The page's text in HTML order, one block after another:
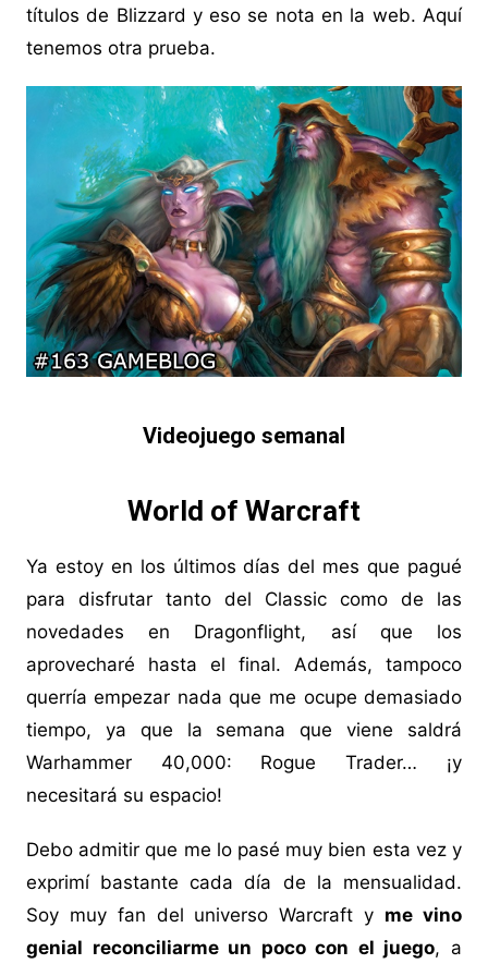
títulos de Blizzard y eso se nota en la web. Aquí
tenemos otra prueba.
Videojuego semanal
World of Warcraft
Ya estoy en los últimos días del mes que pagué
para disfrutar tanto del Classic como de las
novedades en Dragonflight, así que los
aprovecharé hasta el final. Además, tampoco
querría empezar nada que me ocupe demasiado
tiempo, ya que la semana que viene saldrá
Warhammer 40,000: Rogue Trader… ¡y
necesitará su espacio!
Debo admitir que me lo pasé muy bien esta vez y
exprimí bastante cada día de la mensualidad.
Soy muy fan del universo Warcraft y me vino
genial reconciliarme un poco con el juego, a